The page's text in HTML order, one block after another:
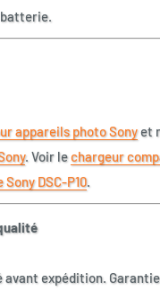
appareils photo Sonyet
. Voir lechargeur
Sony DSC-P10.
expédition. Garantie